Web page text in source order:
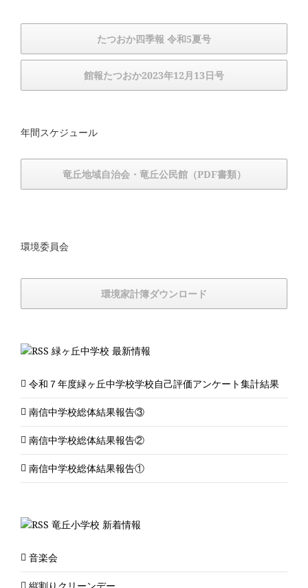
たつおか四季報 令和5夏号
館報たつおか2023年12月13日号
年間スケジュール
竜丘地域自治会・竜丘公民館（PDF書類）
環境委員会
環境家計簿ダウンロード
緑ヶ丘中学校 最新情報
令和７年度緑ヶ丘中学校学校自己評価アンケート集計結果
南信中学校総体結果報告③
南信中学校総体結果報告②
南信中学校総体結果報告①
竜丘小学校 新着情報
音楽会